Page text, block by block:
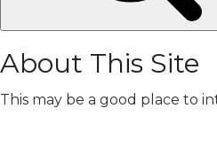
About This Site
This may be a good place to